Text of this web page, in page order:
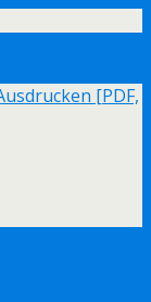
[PDF,